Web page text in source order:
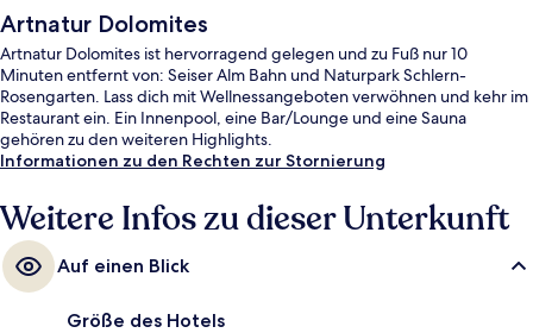
Artnatur Dolomites
Artnatur Dolomites ist hervorragend gelegen und zu Fuß nur 10
Minuten entfernt von: Seiser Alm Bahn und Naturpark Schlern-
Rosengarten. Lass dich mit Wellnessangeboten verwöhnen und kehr im
Restaurant ein. Ein Innenpool, eine Bar/Lounge und eine Sauna
gehören zu den weiteren Highlights.
Informationen zu den Rechten zur Stornierung
Weitere Infos zu dieser Unterkunft
Auf einen Blick
Größe des Hotels